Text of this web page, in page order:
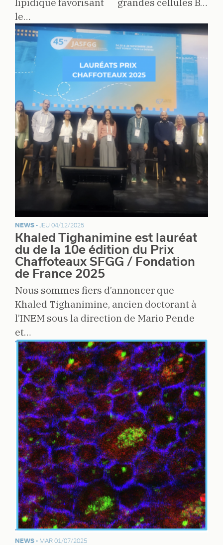
lipidique favorisant
le…
grandes cellules B…
NEWS - JEU 04/12/2025
Khaled Tighanimine est lauréat
du de la 10e édition du Prix
Chaffoteaux SFGG / Fondation
de France 2025
Nous sommes fiers d’annoncer que
Khaled Tighanimine, ancien doctorant à
l’INEM sous la direction de Mario Pende
et…
NEWS - MAR 01/07/2025